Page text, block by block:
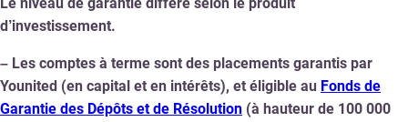
Le niveau de garantie diffère selon le produit
d’investissement.
– Les comptes à terme sont des placements garantis par
Younited (en capital et en intérêts), et éligible au Fonds de
Garantie des Dépôts et de Résolution (à hauteur de 100 000